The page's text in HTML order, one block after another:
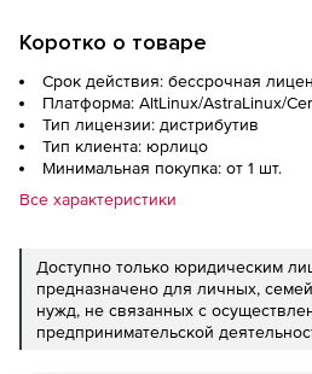
Коротко о товаре
Срок действия: бессрочная
Платформа: AltLinux/AstraLinux/
Тип лицензии: дистрибутив
Тип клиента: юрлицо
Минимальная покупка: от 1 шт.
Все характеристики
Доступно только юридическим
предназначено для личных,
нужд, не связанных с
предпринимательской